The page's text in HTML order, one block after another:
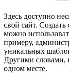
Здесь доступно
свой сайт. Создать
можно
примеру,
уникальных
Другими словами,
одном месте.